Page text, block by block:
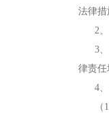
法律措
2
3
律责任
4